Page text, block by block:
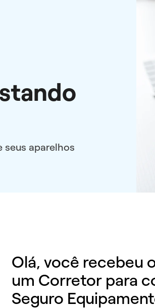
seus aparelhos
Olá, você recebeu
um Corretor para
Seguro